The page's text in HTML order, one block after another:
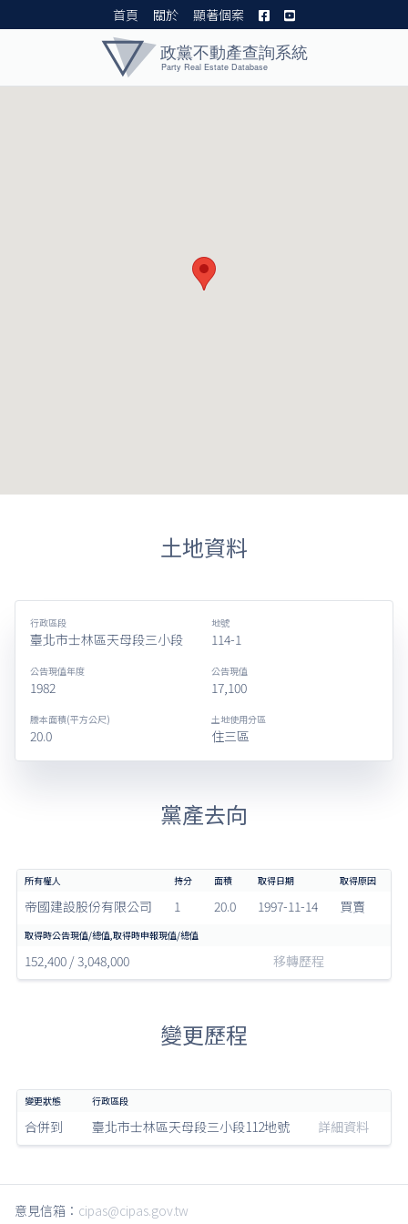
首頁 關於 顯著個案
土地資料
行政區段
臺北市士林區天母段三小段
地號
114-1
公告現值年度
1982
公告現值
17,100
謄本面積(平方公尺)
20.0
土地使用分區
住三區
黨產去向
帝國建設股份有限公司 1 20.0 1997-11-14 買賣
152,400 / 3,048,000 移轉歷程
變更歷程
合併到 臺北市士林區天母段三小段112地號 詳細資料
意見信箱： cipas@cipas.gov.tw